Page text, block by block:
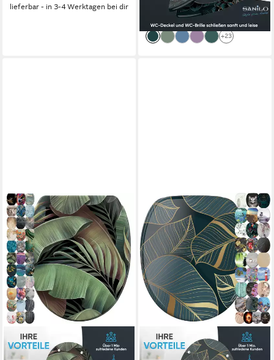
lieferbar - in 3-4 Werktagen bei dir
lieferbar - in 2-3 Werktagen bei dir
+23